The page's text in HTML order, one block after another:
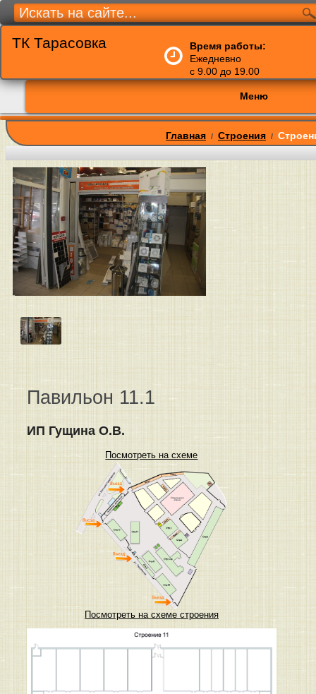
ТК Тарасовка
Время работы:
Ежедневно
с 9.00 до 19.00
Меню
Главная / Строения /
Павильон 11.1
ИП Гущина О.В.
Посмотреть на схеме
Посмотреть на схеме строения